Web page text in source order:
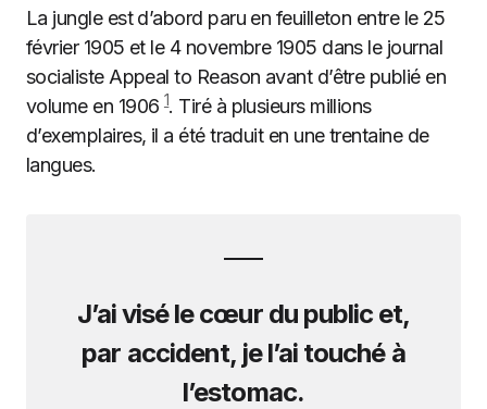
La jungle est d’abord paru en feuilleton entre le 25
février 1905 et le 4 novembre 1905 dans le journal
socialiste Appeal to Reason avant d’être publié en
volume en 1906 1. Tiré à plusieurs millions
d’exemplaires, il a été traduit en une trentaine de
langues.
J’ai visé le cœur du public et,
par accident, je l’ai touché à
l’estomac.